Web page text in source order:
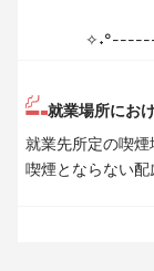
就業場所にお
就業先所定の喫
喫煙とならない配